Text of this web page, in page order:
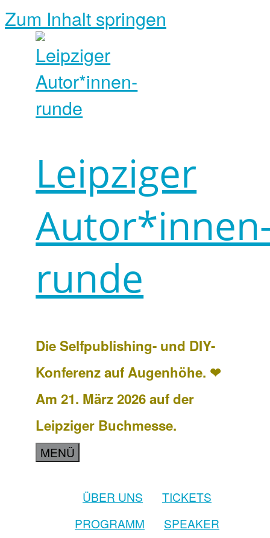
Zum Inhalt springen
Leipziger
runde
Die Selfpublishing- und DIY-
Konferenz auf Augenhöhe. ❤
Am 21. März 2026 auf der
Leipziger Buchmesse.
MENÜ
ÜBER UNS
TICKETS
PROGRAMM
SPEAKER